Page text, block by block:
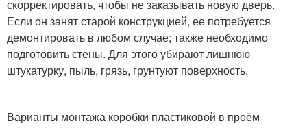
скорректировать, чтобы не заказывать новую дверь.
Если он занят старой конструкцией, ее потребуется
демонтировать в любом случае; также необходимо
подготовить стены. Для этого убирают лишнюю
штукатурку, пыль, грязь, грунтуют поверхность.
Варианты монтажа коробки пластиковой в проём